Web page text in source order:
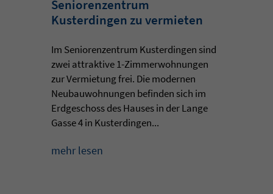
Seniorenzentrum
Kusterdingen zu vermieten
Im Seniorenzentrum Kusterdingen sind
zwei attraktive 1-Zimmerwohnungen
zur Vermietung frei. Die modernen
Neubauwohnungen befinden sich im
Erdgeschoss des Hauses in der Lange
Gasse 4 in Kusterdingen...
mehr lesen